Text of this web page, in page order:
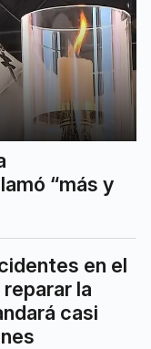
“más y
en el
la
casi